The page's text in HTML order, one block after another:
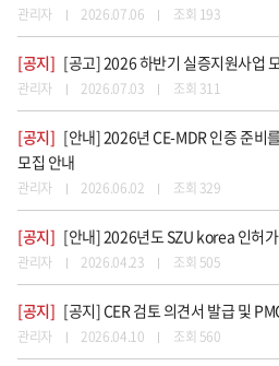
관리자 2026.07.06 조회 193
[공지] [공고] 2026 하반기 실증지원사업
관리자 2026.07.03 조회 311
[공지] [안내] 2026년 CE-MDR 인증 준비
모집 안내
관리자 2026.06.02 조회 329
[공지] [안내] 2026년도 SZU korea 인허
관리자 2026.04.23 조회 505
[공지] [공지] CER 검토 의견서 발급 및
관리자 2026.04.10 조회 560